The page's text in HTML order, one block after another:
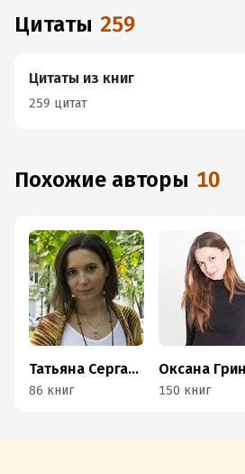
Цитаты 259
Цитаты из книг
259 цитат
Похожие авторы 10
Татьяна Серганова
86 книг 150 книг